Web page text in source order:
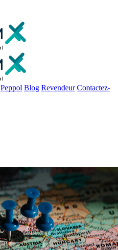
Peppol Blog Revendeur Contactez-